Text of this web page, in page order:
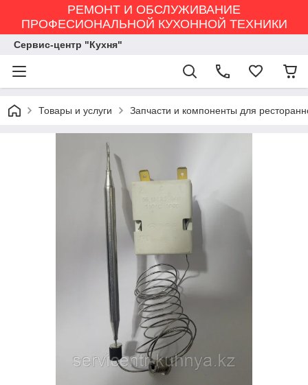
РЕМОНТ И ОБСЛУЖИВАНИЕ
ПРОФЕСИОНАЛЬНОЙ КУХОННОЙ ТЕХНИКИ
Сервис-центр "Кухня"
Товары и услуги Запчасти и компоненты для